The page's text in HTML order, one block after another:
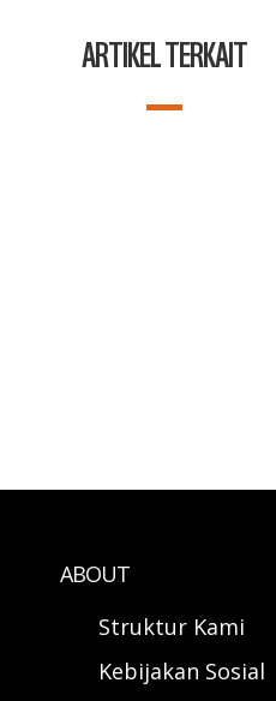
ARTIKEL TERKAIT
ABOUT
Struktur Kami
Kebijakan Sosial